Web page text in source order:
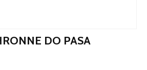
DO PASA